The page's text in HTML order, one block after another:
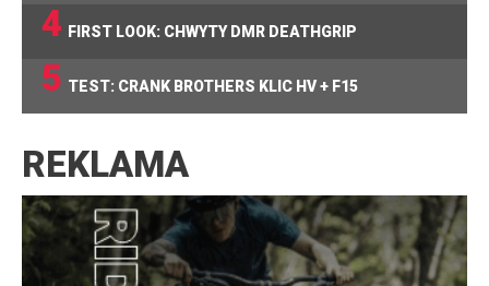
4 FIRST LOOK: CHWYTY DMR DEATHGRIP
5 TEST: CRANK BROTHERS KLIC HV + F15
REKLAMA